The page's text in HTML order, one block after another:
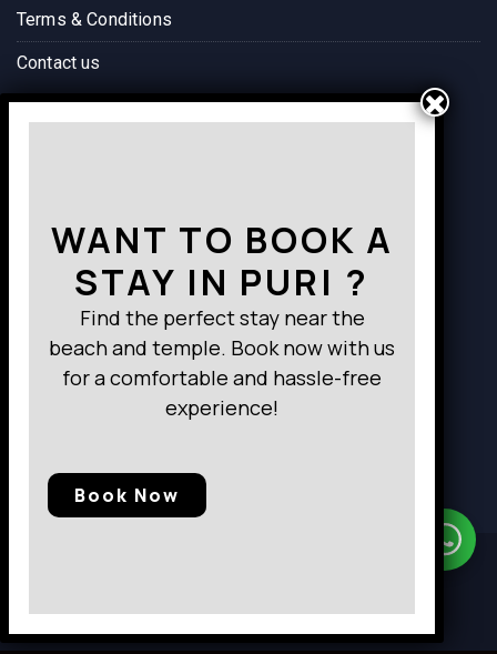
Terms & Conditions
Contact us
Way to Destination
WANT TO BOOK A
STAY IN PURI ?
Find the perfect stay near the
beach and temple. Book now with us
for a comfortable and hassle-free
experience!
Book Now